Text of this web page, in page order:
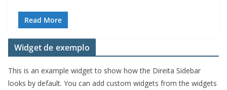
Read More
Widget de exemplo
This is an example widget to show how the Direita Sidebar
looks by default. You can add custom widgets from the widgets